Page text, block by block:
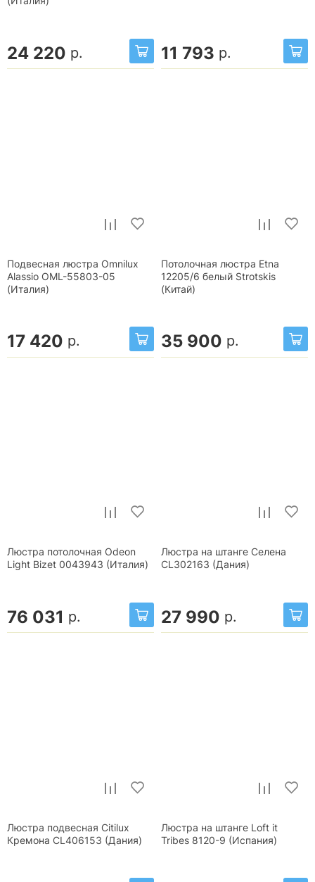
24 220 р. 11 793 р.
Подвесная люстра Omnilux
Alassio OML-55803-05
(Италия)
17 420 р.
Потолочная люстра Etna
12205/6 белый Strotskis
(Китай)
35 900 р.
Люстра потолочная Odeon
Light Bizet 0043943 (Италия)
76 031 р.
Люстра на штанге Селена
CL302163 (Дания)
27 990 р.
Люстра подвесная Citilux
Кремона CL406153 (Дания)
Люстра на штанге Loft it
Tribes 8120-9 (Испания)